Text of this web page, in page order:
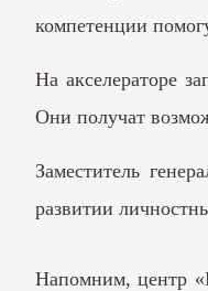
компетенции
На акселераторе
Они получат
Заместитель
развитии
Напомним, центр